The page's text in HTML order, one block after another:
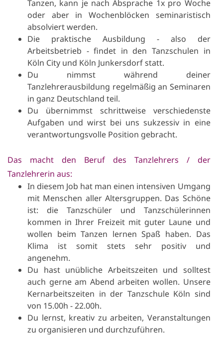
Tanzen, kann je nach Absprache 1x pro Woche
oder aber in Wochenblöcken seminaristisch
absolviert werden.
Die praktische Ausbildung - also der
Arbeitsbetrieb - findet in den Tanzschulen in
Köln City und Köln Junkersdorf statt.
Du nimmst während deiner
Tanzlehrerausbildung regelmäßig an Seminaren
in ganz Deutschland teil.
Du übernimmst schrittweise verschiedenste
Aufgaben und wirst bei uns sukzessiv in eine
verantwortungsvolle Position gebracht.
Das macht den Beruf des Tanzlehrers / der
Tanzlehrerin aus:
In diesem Job hat man einen intensiven Umgang
mit Menschen aller Altersgruppen. Das Schöne
ist: die Tanzschüler und Tanzschülerinnen
kommen in Ihrer Freizeit mit guter Laune und
wollen beim Tanzen lernen Spaß haben. Das
Klima ist somit stets sehr positiv und
angenehm.
Du hast unübliche Arbeitszeiten und solltest
auch gerne am Abend arbeiten wollen. Unsere
Kernarbeitszeiten in der Tanzschule Köln sind
von 15.00h - 22.00h.
Du lernst, kreativ zu arbeiten, Veranstaltungen
zu organisieren und durchzuführen.